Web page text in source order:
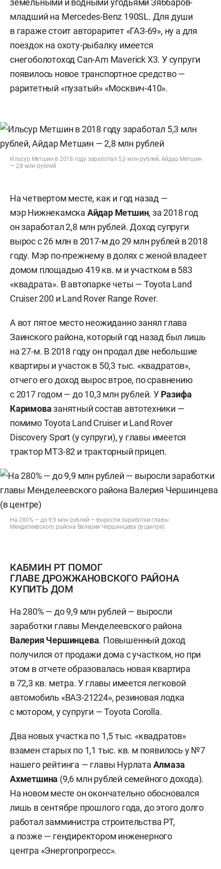
земельными и водными угодьями Зяббаров-
младший на Mercedes-Benz 190SL. Для души
в гараже стоит автораритет «ГАЗ-69», ну а для
поездок на охоту-рыбалку имеется
снегоболотоход Can-Am Maverick X3. У супруги
появилось новое транспортное средство —
раритетный «пузатый» «Москвич-410».
Ильсур Метшин в 2018 году заработал 5,3 млн рублей, Айдар Метшин
— 2,8 млн рублей
На четвертом месте, как и год назад —
мэр Нижнекамска Айдар Метшин, за 2018 год
он заработал 2,8 млн рублей. Доход супруги
вырос с 26 млн в 2017-м до 29 млн рублей в 2018
году. Мэр по-прежнему в долях с женой владеет
домом площадью 419 кв. м и участком в 583
«квадрата». В автопарке четы — Toyota Land
Cruiser 200 и Land Rover Range Rover.
А вот пятое место неожиданно занял глава
Заинского района, который год назад был лишь
на 27-м. В 2018 году он продал две небольшие
квартиры и участок в 50,3 тыс. «квадратов»,
отчего его доход вырос втрое, по сравнению
с 2017 годом — до 10,3 млн рублей. У Разифа
Каримовазанятный состав автотехники —
помимо Toyota Land Cruiser и Land Rover
Discovery Sport (у супруги), у главы имеется
трактор МТЗ-82 и тракторный прицеп.
На 280% — до 9,9 млн рублей — выросли заработки главы
Менделеевского района Валерия Чершинцева (в центре)
КАБМИН РТ ПОМОГ
ГЛАВЕ ДРОЖЖАНОВСКОГО РАЙОНА
КУПИТЬ ДОМ
На 280% — до 9,9 млн рублей — выросли
заработки главы Менделеевского района
Валерия Чершинцева. Повышенный доход
получился от продажи дома с участком, но при
этом в отчете образовалась новая квартира
в 72,3 кв. метра. У главы имеется легковой
автомобиль «ВАЗ-21224», резиновая лодка
с мотором, у супруги — Toyota Corolla.
Два новых участка по 1,5 тыс. «квадратов»
взамен старых по 1,1 тыс. кв. м появилось у №7
нашего рейтинга — главы Нурлата Алмаза
Ахметшина (9,6 млн рублей семейного дохода).
На новом месте он окончательно обосновался
лишь в сентябре прошлого года, до этого долго
работал замминистра строительства РТ,
а позже — гендиректором инженерного
центра «Энергопрогресс».